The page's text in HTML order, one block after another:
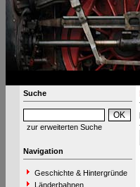
Suche
zur erweiterten Suche
Navigation
Geschichte & Hintergründe
Länderbahnen